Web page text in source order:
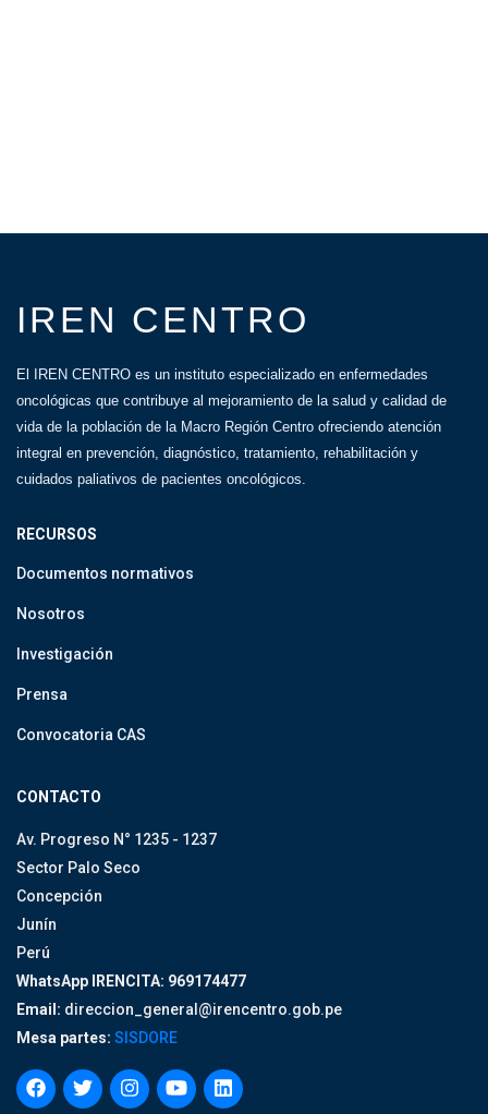
IREN CENTRO
El IREN CENTRO es un instituto especializado en enfermedades
oncológicas que contribuye al mejoramiento de la salud y calidad de
vida de la población de la Macro Región Centro ofreciendo atención
integral en prevención, diagnóstico, tratamiento, rehabilitación y
cuidados paliativos de pacientes oncológicos.
RECURSOS
Documentos normativos
Nosotros
Investigación
Prensa
Convocatoria CAS
CONTACTO
Av. Progreso N° 1235 - 1237
Sector Palo Seco
Concepción
Junín
Perú
WhatsApp IRENCITA: 969174477
Email: direccion_general@irencentro.gob.pe
Mesa partes: SISDORE